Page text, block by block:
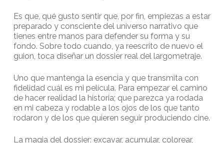
Es que, qué gusto sentir que, por fin, empiezas a estar
preparado y consciente del universo narrativo que
tienes entre manos para defender su forma y su
fondo. Sobre todo cuando, ya reescrito de nuevo el
guion, toca diseñar un dossier real del largometraje.
Uno que mantenga la esencia y que transmita con
fidelidad cuál es mi película. Para empezar el camino
de hacer realidad la historia; que parezca ya rodada
en mi cabeza y rodable a los ojos de los que tanto
rodaron y de los que quieren seguir produciendo cine.
La magia del dossier: excavar, acumular, colorear,